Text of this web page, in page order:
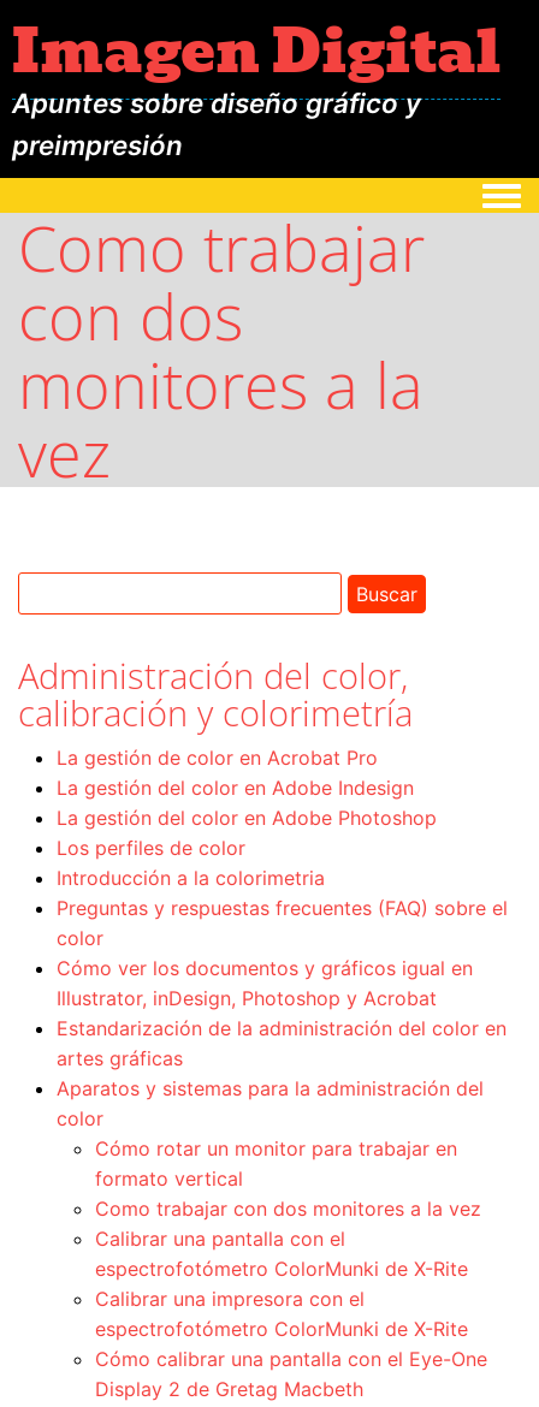
Imagen Digital
Apuntes sobre diseño gráfico y
preimpresión
Como trabajar
con dos
monitores a la
vez
Administración del color,
calibración y colorimetría
La gestión de color en Acrobat Pro
La gestión del color en Adobe Indesign
La gestión del color en Adobe Photoshop
Los perfiles de color
Introducción a la colorimetria
Preguntas y respuestas frecuentes (FAQ) sobre el
color
Cómo ver los documentos y gráficos igual en
Illustrator, inDesign, Photoshop y Acrobat
Estandarización de la administración del color en
artes gráficas
Aparatos y sistemas para la administración del
color
Cómo rotar un monitor para trabajar en
formato vertical
Como trabajar con dos monitores a la vez
Calibrar una pantalla con el
espectrofotómetro ColorMunki de X-Rite
Calibrar una impresora con el
espectrofotómetro ColorMunki de X-Rite
Cómo calibrar una pantalla con el Eye-One
Display 2 de Gretag Macbeth